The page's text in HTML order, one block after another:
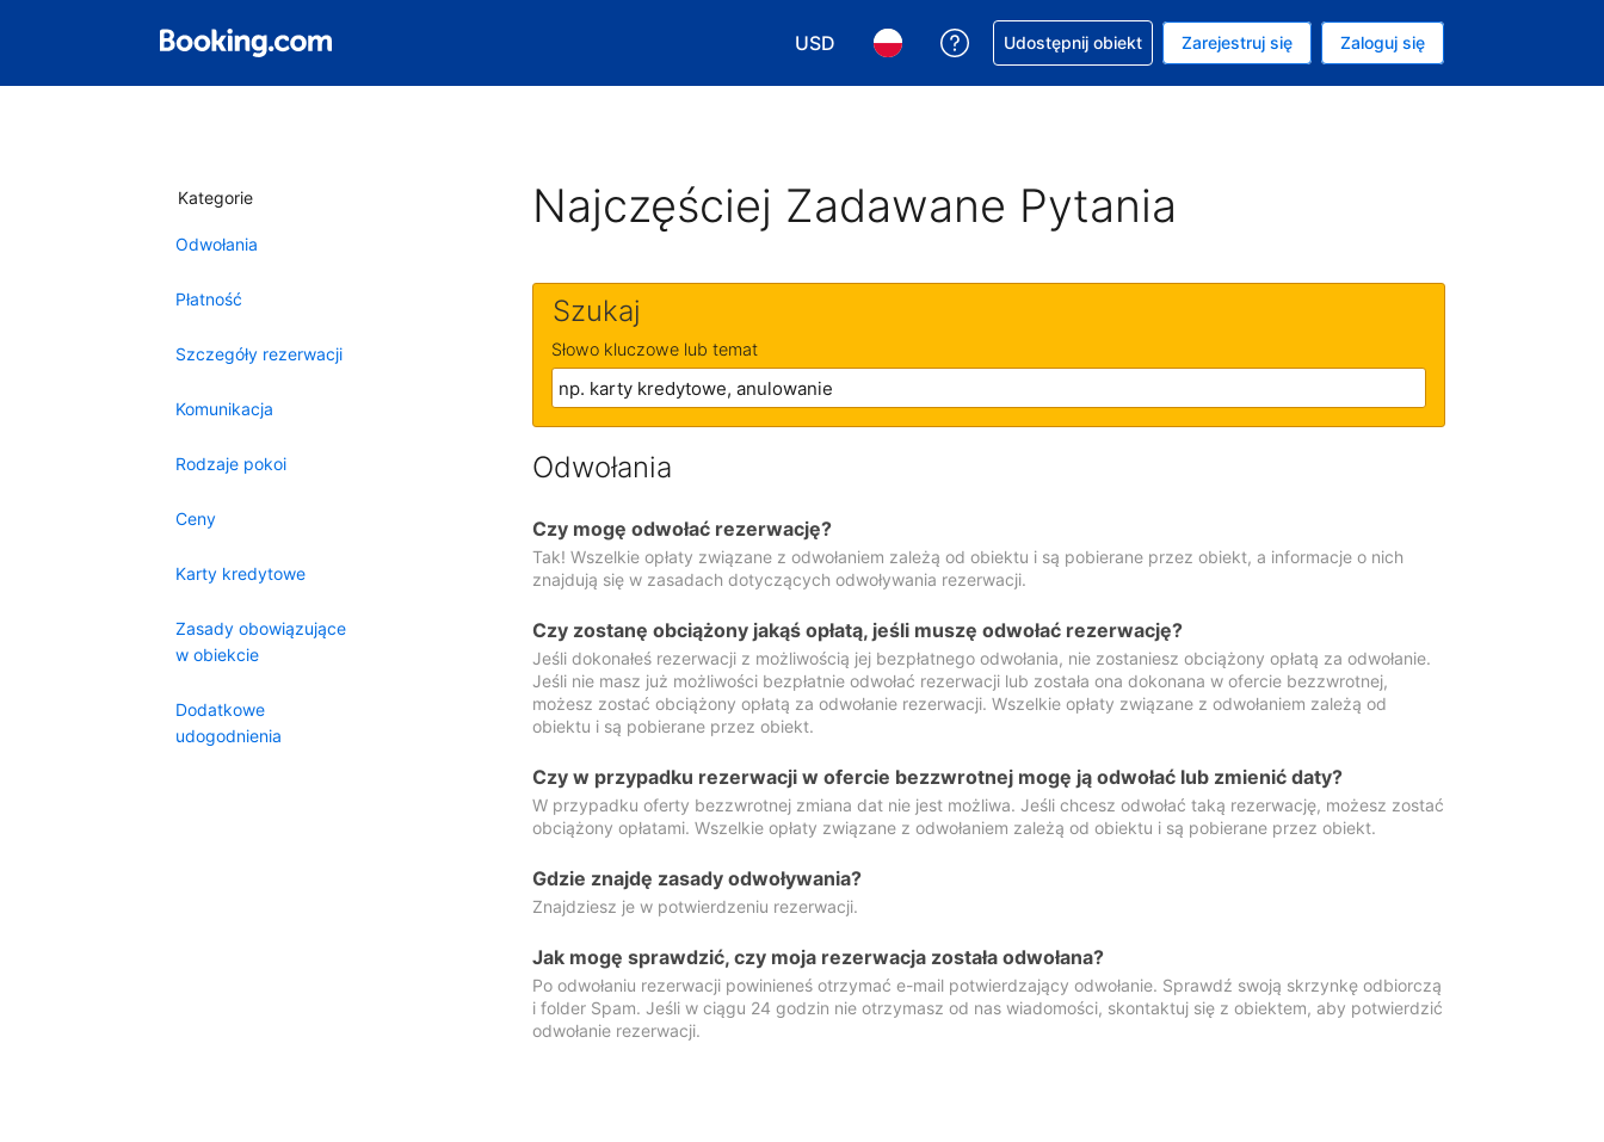
USD
Wybierz walutę. Wybrana waluta to Dolar amerykański
Wybierz język. Wybrany język to Polski
Uzyskaj pomoc w sprawie rezerwacji
Udostępnij obiekt Zarejestruj się Zaloguj się
Kategorie
Odwołania
Płatność
Szczegóły rezerwacji
Komunikacja
Rodzaje pokoi
Ceny
Karty kredytowe
Zasady obowiązujące
w obiekcie
Dodatkowe
udogodnienia
Najczęściej Zadawane Pytania
Szukaj
Słowo kluczowe lub temat
Odwołania
Czy mogę odwołać rezerwację?
Tak! Wszelkie opłaty związane z odwołaniem zależą od obiektu i są pobierane przez obiekt, a informacje o nich
znajdują się w zasadach dotyczących odwoływania rezerwacji.
Czy zostanę obciążony jakąś opłatą, jeśli muszę odwołać rezerwację?
Jeśli dokonałeś rezerwacji z możliwością jej bezpłatnego odwołania, nie zostaniesz obciążony opłatą za odwołanie.
Jeśli nie masz już możliwości bezpłatnie odwołać rezerwacji lub została ona dokonana w ofercie bezzwrotnej,
możesz zostać obciążony opłatą za odwołanie rezerwacji. Wszelkie opłaty związane z odwołaniem zależą od
obiektu i są pobierane przez obiekt.
Czy w przypadku rezerwacji w ofercie bezzwrotnej mogę ją odwołać lub zmienić daty?
W przypadku oferty bezzwrotnej zmiana dat nie jest możliwa. Jeśli chcesz odwołać taką rezerwację, możesz zostać
obciążony opłatami. Wszelkie opłaty związane z odwołaniem zależą od obiektu i są pobierane przez obiekt.
Gdzie znajdę zasady odwoływania?
Znajdziesz je w potwierdzeniu rezerwacji.
Jak mogę sprawdzić, czy moja rezerwacja została odwołana?
Po odwołaniu rezerwacji powinieneś otrzymać e-mail potwierdzający odwołanie. Sprawdź swoją skrzynkę odbiorczą
i folder Spam. Jeśli w ciągu 24 godzin nie otrzymasz od nas wiadomości, skontaktuj się z obiektem, aby potwierdzić
odwołanie rezerwacji.